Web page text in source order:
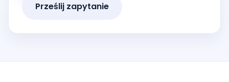
Prześlij zapytanie